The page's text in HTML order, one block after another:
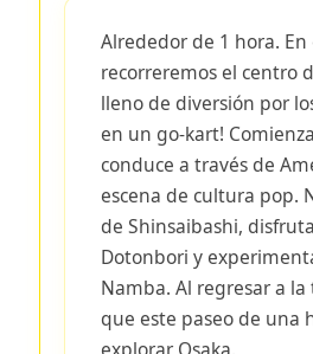
Alrededor de 1 hora. En
recorreremos el centro
lleno de diversión por
en un go-kart!
conduce a través de
escena de cultura pop.
de Shinsaibashi,
Dotonbori y
Namba. Al regresar a
que este paseo de una